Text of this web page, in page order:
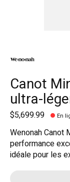
Canot
ultra-
$5,699.99 En
Wenonah Canot
performance
idéale pour les